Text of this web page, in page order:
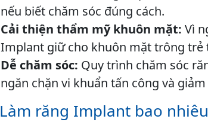
nếu biết chăm sóc đúng cách.
Cải thiện thẩm mỹ khuôn mặt: Vì
Implant giữ cho khuôn mặt trông trẻ
Dễ chăm sóc: Quy trình chăm sóc
ngăn chặn vi khuẩn tấn công và
Làm răng Implant bao